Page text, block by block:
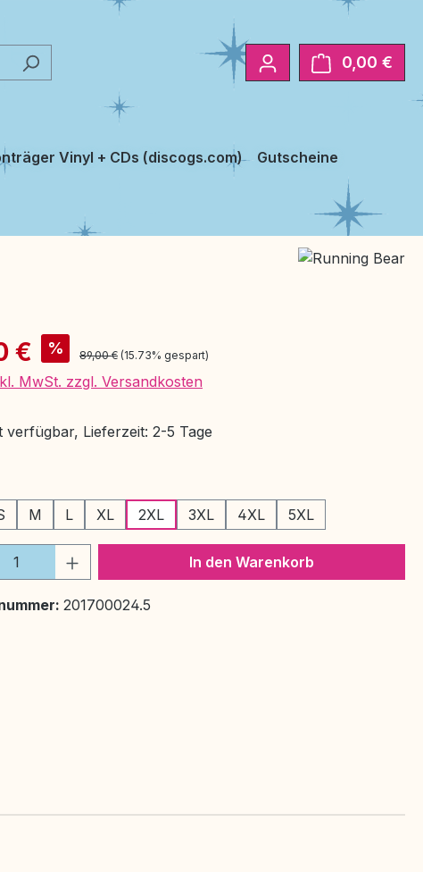
0,00 €
Vinyl + CDs (discogs.com) Gutscheine
€ % Regulärer Preis:
89,00 € (15.73% gespart)
MwSt. zzgl. Versandkosten
verfügbar, Lieferzeit: 2-5 Tage
M L XL 2XL 3XL 4XL 5XL
Anzahl: Gib den gewünschten Wert
In den Warenkorb
201700024.5